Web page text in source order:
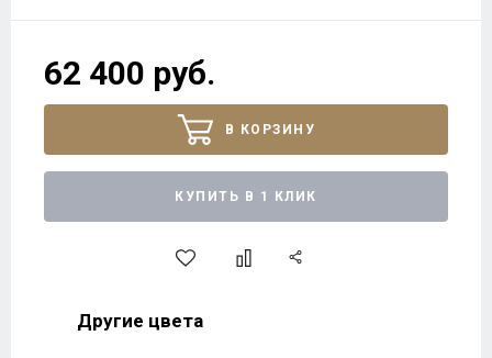
62 400 руб.
В КОРЗИНУ
КУПИТЬ В 1 КЛИК
Другие цвета